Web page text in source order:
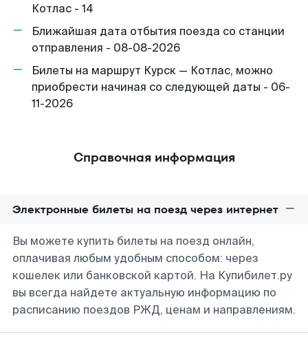
Котлас - 14
Ближайшая дата отбытия поезда со станции
отправления - 08-08-2026
Билеты на маршрут Курск — Котлас, можно
приобрести начиная со следующей даты - 06-
11-2026
Справочная информация
Электронные билеты на поезд через интернет
Вы можете купить билеты на поезд онлайн,
оплачивая любым удобным способом: через
кошелек или банковской картой. На Купибилет.ру
вы всегда найдете актуальную информацию по
расписанию поездов РЖД, ценам и направлениям.